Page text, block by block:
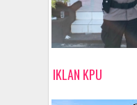
IKLAN KPU